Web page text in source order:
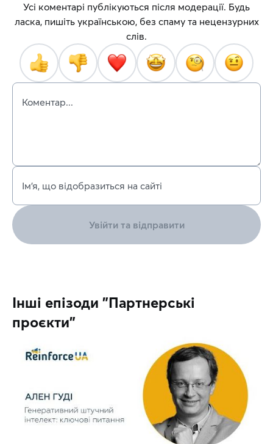
Усі коментарі публікуються після модерації. Будь
ласка, пишіть українською, без спаму та нецензурних
слів.
Коментар...
Ім’я, що відобразиться на сайті
Увійти та відправити
Інші епізоди "Партнерські
проєкти"